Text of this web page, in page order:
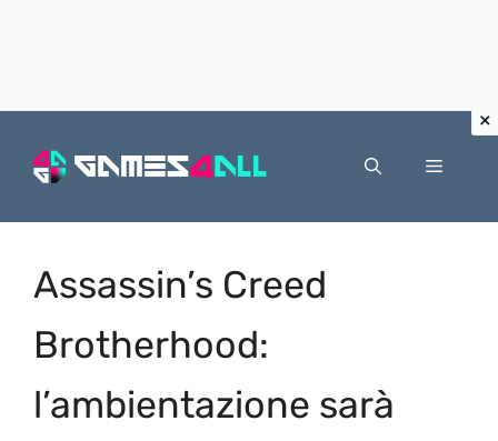
Menu
Assassin’s Creed
Brotherhood:
l’ambientazione sarà